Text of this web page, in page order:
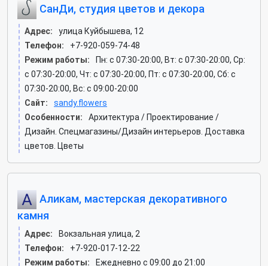
СанДи, студия цветов и декора
Адрес:
улица Куйбышева, 12
Телефон:
+7-920-059-74-48
Режим работы:
Пн: c 07:30-20:00, Вт: c 07:30-20:00, Ср:
c 07:30-20:00, Чт: c 07:30-20:00, Пт: c 07:30-20:00, Сб: c
07:30-20:00, Вс: c 09:00-20:00
Сайт:
sandy.flowers
Особенности:
Архитектура / Проектирование /
Дизайн. Спецмагазины/Дизайн интерьеров. Доставка
цветов. Цветы
Аликам, мастерская декоративного
камня
Адрес:
Вокзальная улица, 2
Телефон:
+7-920-017-12-22
Режим работы:
Ежедневно с 09:00 до 21:00